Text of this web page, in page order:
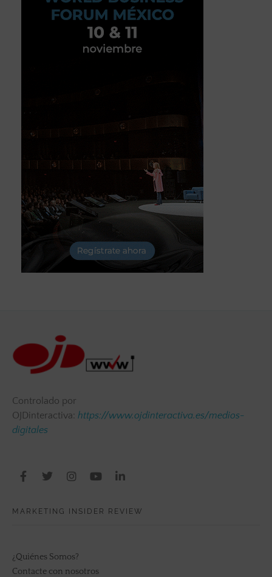
Controlado por
OJDinteractiva: https://www.ojdinteractiva.es/medios-
digitales
MARKETING INSIDER REVIEW
¿Quiénes Somos?
Contacte con nosotros